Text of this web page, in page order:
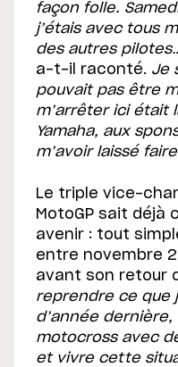
façon folle.
j’étais avec tous
des autres
a-t-il raconté. Je
pouvait pas être
m’arrêter ici était
Yamaha, aux
m’avoir laissé
Le triple vice-
MotoGP sait déjà
avenir : tout
entre novembre
avant son retour
reprendre ce que
d’année
motocross avec
et vivre cette